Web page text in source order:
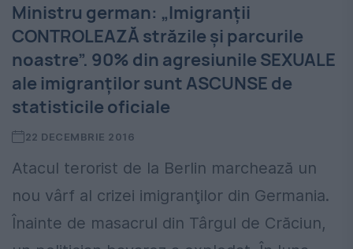
Ministru german: „Imigranţii
CONTROLEAZĂ străzile şi parcurile
noastre”. 90% din agresiunile SEXUALE
ale imigranţilor sunt ASCUNSE de
statisticile oficiale
22 DECEMBRIE 2016
Atacul terorist de la Berlin marchează un
nou vârf al crizei imigranţilor din Germania.
Înainte de masacrul din Târgul de Crăciun,